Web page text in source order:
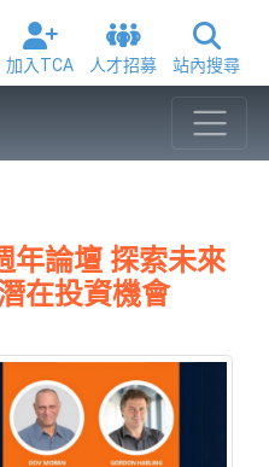
加入TCA 人才招募 站內搜尋
年論壇 探索未來
在投資機會